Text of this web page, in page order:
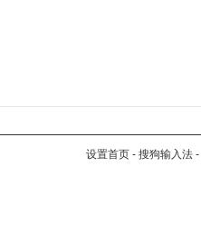
设置首页 - 搜狗输入法 -